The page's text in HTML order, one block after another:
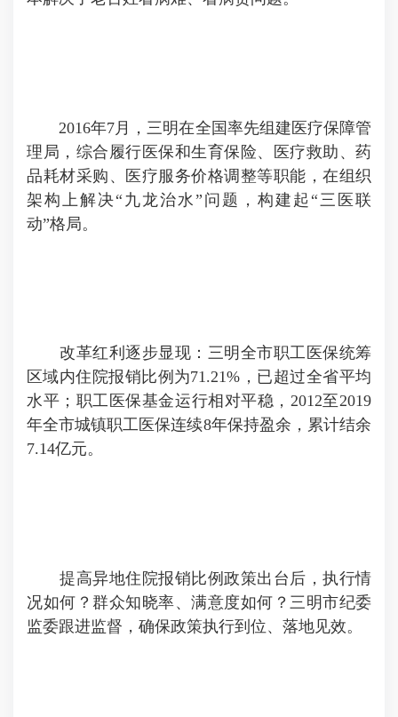
2016年7月，三明在全国率先组建医疗保障管
理局，综合履行医保和生育保险、医疗救助、药
品耗材采购、医疗服务价格调整等职能，在组织
架构上解决“九龙治水”问题，构建起“三医联
动”格局。
改革红利逐步显现：三明全市职工医保统筹
区域内住院报销比例为71.21%，已超过全省平均
水平；职工医保基金运行相对平稳，2012至2019
年全市城镇职工医保连续8年保持盈余，累计结余
7.14亿元。
提高异地住院报销比例政策出台后，执行情
况如何？群众知晓率、满意度如何？三明市纪委
监委跟进监督，确保政策执行到位、落地见效。